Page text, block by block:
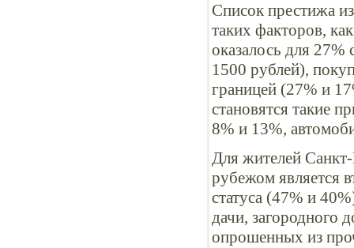
Список престижа
таких факторов,
оказалось для
1500 рублей),
границей (27% и
становятся такие
8% и 13%,
Для жителей
рубежом является
статуса (47% и
дачи, загородного
опрошенных из